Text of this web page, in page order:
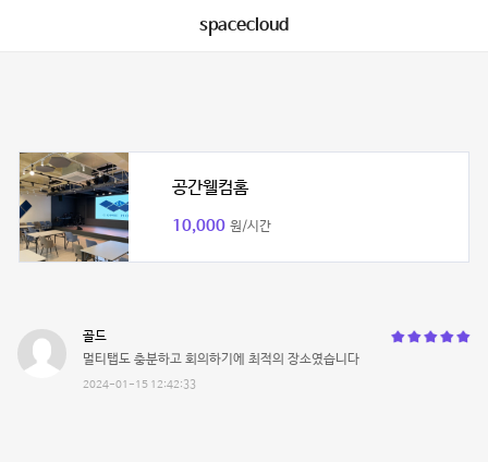
spacecloud
공간웰컴홈
10,000 원/시간
골드
멀티탭도 충분하고 회의하기에 최적의 장소였습니다
2024-01-15 12:42:33